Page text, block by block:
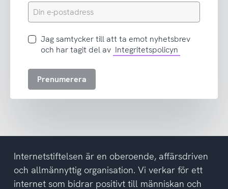
Din
e-
Jag
samtycker
att
del
av
integritetspolicyn
Jag samtycker till att ta emot nyhetsbrev
och har tagit del av Integritetspolicyn
Prenumerera
Internetstiftelsen är en oberoende, affärsdriven
och allmännyttig organisation. Vi verkar för ett
internet som bidrar positivt till människan och